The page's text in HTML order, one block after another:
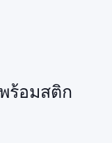
ร้อมสติก